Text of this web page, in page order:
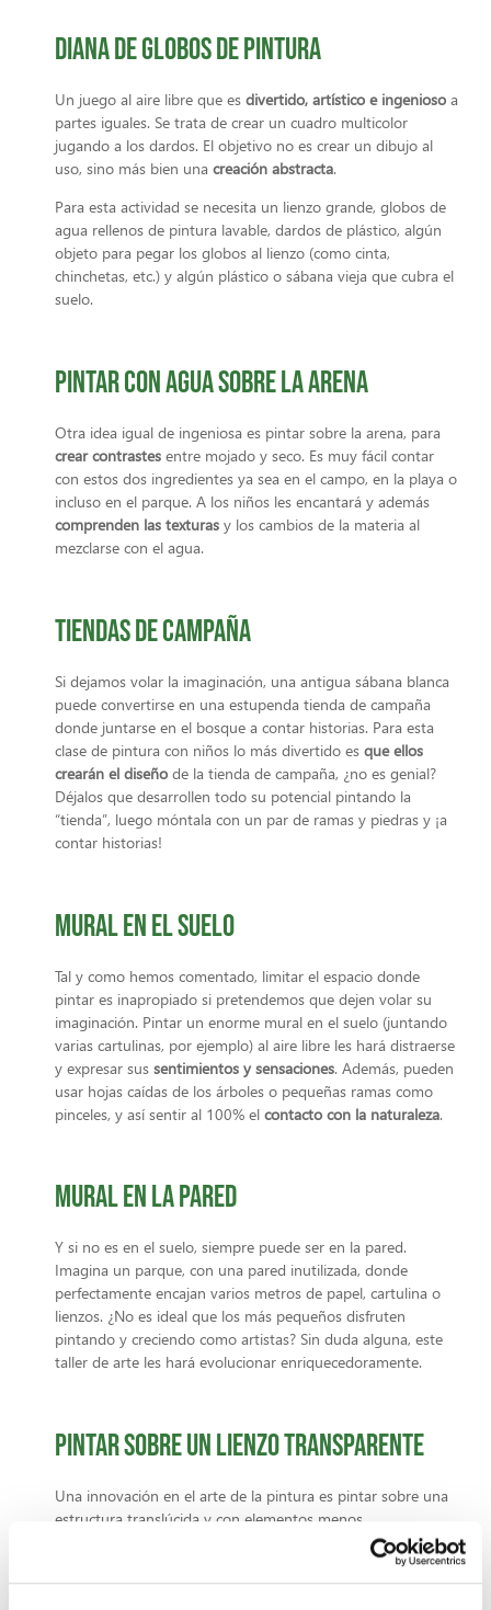
Diana de globos de pintura
Un juego al aire libre que es divertido, artístico e ingenioso a
partes iguales. Se trata de crear un cuadro multicolor
jugando a los dardos. El objetivo no es crear un dibujo al
uso, sino más bien una creación abstracta.
Para esta actividad se necesita un lienzo grande, globos de
agua rellenos de pintura lavable, dardos de plástico, algún
objeto para pegar los globos al lienzo (como cinta,
chinchetas, etc.) y algún plástico o sábana vieja que cubra el
suelo.
Pintar con agua sobre la arena
Otra idea igual de ingeniosa es pintar sobre la arena, para
crear contrastes entre mojado y seco. Es muy fácil contar
con estos dos ingredientes ya sea en el campo, en la playa o
incluso en el parque. A los niños les encantará y además
comprenden las texturas y los cambios de la materia al
mezclarse con el agua.
Tiendas de campaña
Si dejamos volar la imaginación, una antigua sábana blanca
puede convertirse en una estupenda tienda de campaña
donde juntarse en el bosque a contar historias. Para esta
clase de pintura con niños lo más divertido es que ellos
crearán el diseño de la tienda de campaña, ¿no es genial?
Déjalos que desarrollen todo su potencial pintando la
“tienda”, luego móntala con un par de ramas y piedras y ¡a
contar historias!
Mural en el suelo
Tal y como hemos comentado, limitar el espacio donde
pintar es inapropiado si pretendemos que dejen volar su
imaginación. Pintar un enorme mural en el suelo (juntando
varias cartulinas, por ejemplo) al aire libre les hará distraerse
y expresar sus sentimientos y sensaciones. Además, pueden
usar hojas caídas de los árboles o pequeñas ramas como
pinceles, y así sentir al 100% el contacto con la naturaleza.
Mural en la pared
Y si no es en el suelo, siempre puede ser en la pared.
Imagina un parque, con una pared inutilizada, donde
perfectamente encajan varios metros de papel, cartulina o
lienzos. ¿No es ideal que los más pequeños disfruten
pintando y creciendo como artistas? Sin duda alguna, este
taller de arte les hará evolucionar enriquecedoramente.
Pintar sobre un lienzo transparente
Una innovación en el arte de la pintura es pintar sobre una
estructura translúcida y con elementos menos
convencionales como el pincel. Sin embargo, para una clase
de pintura al aire libre es algo peligroso usar vidrio, ya que
podría romperse y tener algún accidente. Sin embargo, las